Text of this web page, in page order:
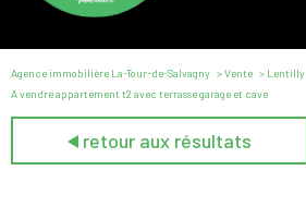
Agence immobilière La-Tour-de-Salvagny Vente Lentilly
A vendre appartement t2 avec terrasse garage et cave
retour aux résultats